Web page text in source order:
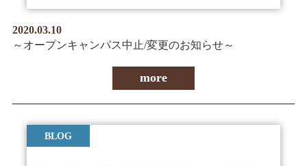
2020.03.10
～オープンキャンパス中止/変更のお知らせ～
more
BLOG